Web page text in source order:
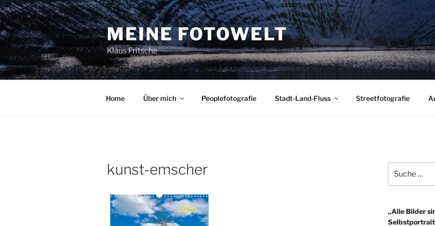
Zum
Inhalt
springen
MEINE FOTOWELT
Klaus Fritsche
Home Über mich Peoplefotografie Stadt-Land-Fluss Streetfotografie
kunst-emscher
nach:
„Alle Bilder